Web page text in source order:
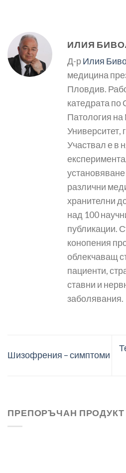
ИЛИЯ
Д-рИлия
медицина
Пловдив.
катедрата
Патология
Университет,
Участвал е в
различни
хранителни
над 100
публикации.
конопения
облекчаващ
пациенти,
ставни и
заболявания.
Шизофрения – симптоми
ПРЕПОРЪЧАН ПРОДУКТ